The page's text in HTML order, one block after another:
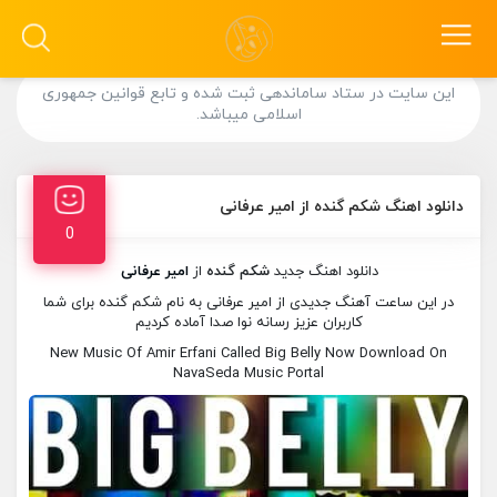
این سایت در ستاد ساماندهی ثبت شده و تابع قوانین جمهوری
اسلامی میباشد.
دانلود اهنگ شکم گنده از امیر عرفانی
0
دانلود اهنگ جدید شکم گنده از امیر عرفانی
در این ساعت آهنگ جدیدی از امیر عرفانی به نام شکم گنده برای شما
کاربران عزیز رسانه نوا صدا آماده کردیم
New Music Of Amir Erfani Called Big Belly Now Download On
NavaSeda Music Portal